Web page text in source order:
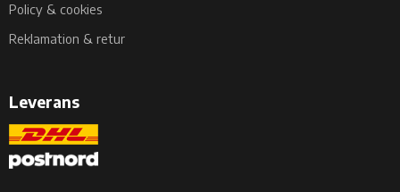
Policy & cookies
Reklamation & retur
Leverans